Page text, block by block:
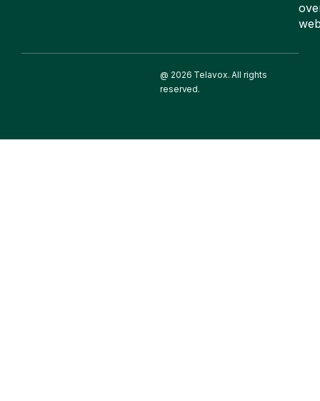
@ 2026 Telavox. All rights
reserved.